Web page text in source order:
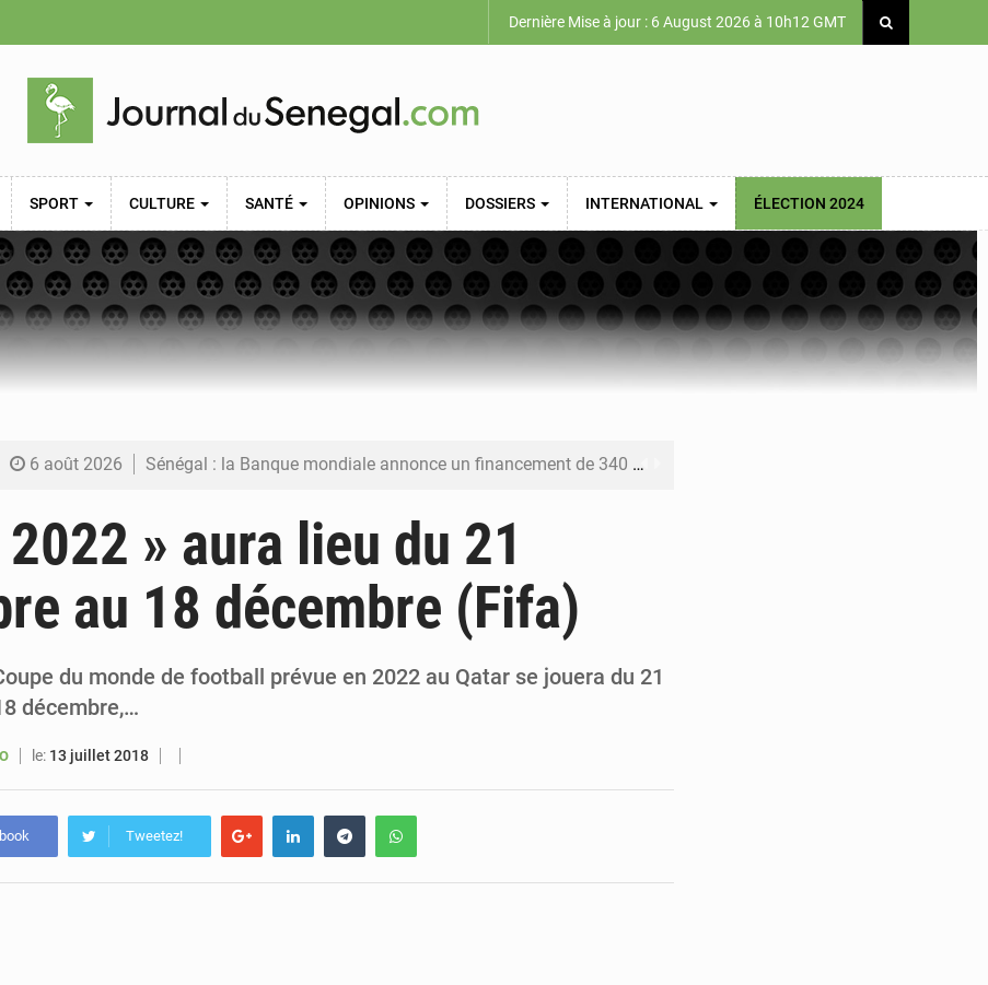
Dernière Mise à jour : 6 August 2026 à 10h12 GMT
SPORT CULTURE SANTÉ OPINIONS DOSSIERS INTERNATIONAL ÉLECTION 2024
6 août 2026 Sénégal : la Banque mondiale annonce un financement de 340 milliards FCFA pour soutenir les priorités de la Vision Sénégal 2050
5 août 2026 Sénégal : les subventions à l’énergie bondissent à 729 milliards FCFA pour contenir les prix des carburants et de l’électricité
5 août 2026 Sénégal : le niveau du fleuve Sénégal poursuit sa montée à Podor, les autorités appellent à la vigilance
» aura lieu du 21
au 18 décembre (Fifa)
du monde de football prévue en 2022 au Qatar se jouera du 21
décembre,…
le: 13 juillet 2018
Tweetez!